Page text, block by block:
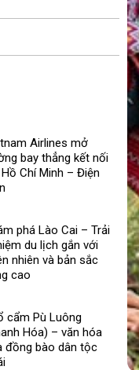
Airlines mở
bay thẳng kết nối
Hồ Chí Minh – Điện
phá Lào Cai – Trải
du lịch gắn với
nhiên và bản sắc
cao
cẩm Pù Luông
Hóa) – văn hóa
đồng bào dân tộc